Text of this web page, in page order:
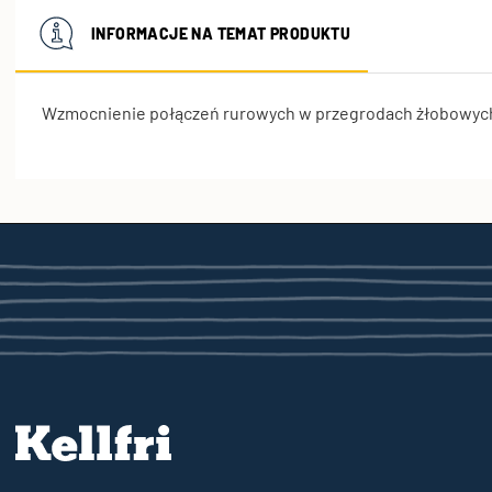
INFORMACJE NA TEMAT PRODUKTU
Wzmocnienie połączeń rurowych w przegrodach